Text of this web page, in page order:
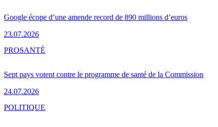
Google écope d’une amende record de 890 millions d’euros
23.07.2026
Sept pays votent contre le programme de santé de la Commission
24.07.2026
PROSANTÉ
POLITIQUE